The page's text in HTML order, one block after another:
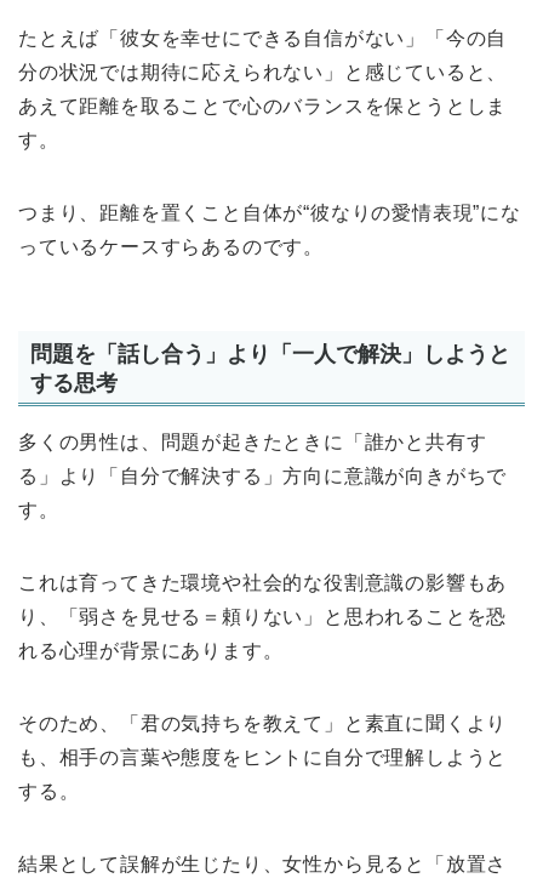
たとえば「彼女を幸せにできる自信がない」「今の自
分の状況では期待に応えられない」と感じていると、
あえて距離を取ることで心のバランスを保とうとしま
す。
つまり、距離を置くこと自体が“彼なりの愛情表現”にな
っているケースすらあるのです。
問題を「話し合う」より「一人で解決」しようと
する思考
多くの男性は、問題が起きたときに「誰かと共有す
る」より「自分で解決する」方向に意識が向きがちで
す。
これは育ってきた環境や社会的な役割意識の影響もあ
り、「弱さを見せる＝頼りない」と思われることを恐
れる心理が背景にあります。
そのため、「君の気持ちを教えて」と素直に聞くより
も、相手の言葉や態度をヒントに自分で理解しようと
する。
結果として誤解が生じたり、女性から見ると「放置さ